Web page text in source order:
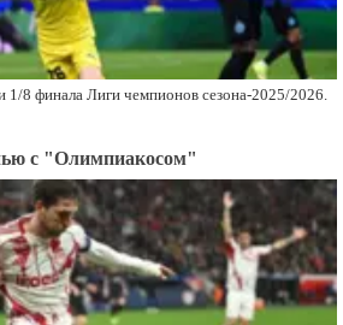
1/8 финала Лиги чемпионов сезона-2025/2026.
с "Олимпиакосом"